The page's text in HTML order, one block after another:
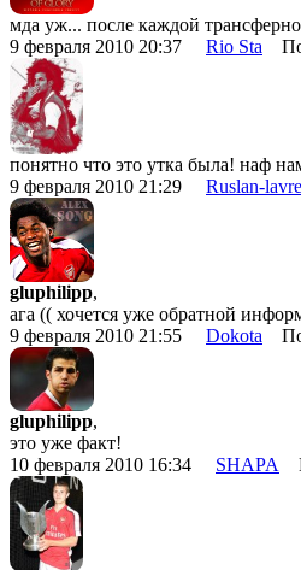
мда уж... после каждой
9 февраля 2010 20:37 Rio Sta
понятно что это утка была! наф
9 февраля 2010 21:29 Ruslan-
gluphilipp,
ага (( хочется уже обратной
9 февраля 2010 21:55 Dokota
gluphilipp,
это уже факт!
10 февраля 2010 16:34 SHAPA